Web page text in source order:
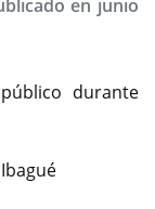
en junio
durante